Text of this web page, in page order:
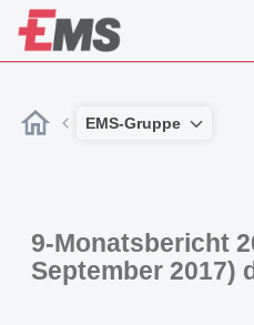
EMS-Gruppe
9-Monatsbericht
September 2017)